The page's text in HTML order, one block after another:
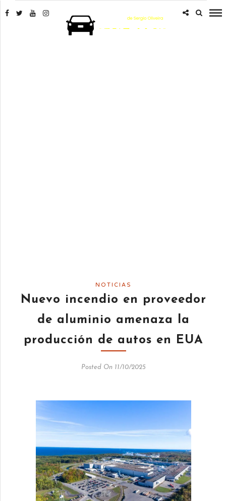
NOTICIAS
Nuevo incendio en proveedor
de aluminio amenaza la
producción de autos en EUA
Posted On 11/10/2025